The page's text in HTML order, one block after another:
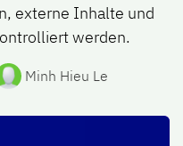
externe Inhalte und
werden.
Minh Hieu Le